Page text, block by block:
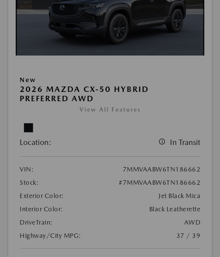
New
2026 MAZDA CX-50 HYBRID
PREFERRED AWD
View All Features
Location: In Transit
VIN:
7MMVAABW6TN186662
Stock:
#7MMVAABW6TN186662
Exterior Color:
Jet Black Mica
Interior Color:
Black Leatherette
DriveTrain:
AWD
Highway/City MPG:
37 / 39